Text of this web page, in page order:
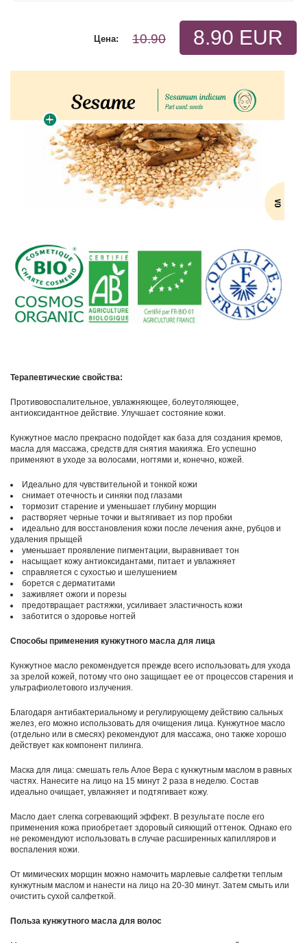
8.90 EUR
10.90
Цена:
Терапевтические свойства:
Противовоспалительное, увлажняющее, болеутоляющее,
антиоксидантное действие. Улучшает состояние кожи.
Кунжутное масло прекрасно подойдет как база для создания кремов,
масла для массажа, средств для снятия макияжа. Его успешно
применяют в уходе за волосами, ногтями и, конечно, кожей.
Идеально для чувствительной и тонкой кожи
снимает отечность и синяки под глазами
тормозит старение и уменьшает глубину морщин
растворяет черные точки и вытягивает из пор пробки
идеально для восстановления кожи после лечения акне, рубцов и
удаления прыщей
уменьшает проявление пигментации, выравнивает тон
насыщает кожу антиоксидантами, питает и увлажняет
справляется с сухостью и шелушением
борется с дерматитами
заживляет ожоги и порезы
предотвращает растяжки, усиливает эластичность кожи
заботится о здоровье ногтей
Способы применения кунжутного масла для лица
Кунжутное масло рекомендуется прежде всего использовать для ухода
за зрелой кожей, потому что оно защищает ее от процессов старения и
ультрафиолетового излучения.
Благодаря антибактериальному и регулирующему действию сальных
желез, его можно использовать для очищения лица. Кунжутное масло
(отдельно или в смесях) рекомендуют для массажа, оно также хорошо
действует как компонент пилинга.
Маска для лица: смешать гель Алое Вера с кунжутным маслом в равных
частях. Нанесите на лицо на 15 минут 2 раза в неделю. Состав
идеально очищает, увлажняет и подтягивает кожу.
Масло дает слегка согревающий эффект. В результате после его
применения кожа приобретает здоровый сияющий оттенок. Однако его
не рекомендуют использовать в случае расширенных капилляров и
воспаления кожи.
От мимических морщин можно намочить марлевые салфетки теплым
кунжутным маслом и нанести на лицо на 20-30 минут. Затем смыть или
очистить сухой салфеткой.
Польза кунжутного масла для волос